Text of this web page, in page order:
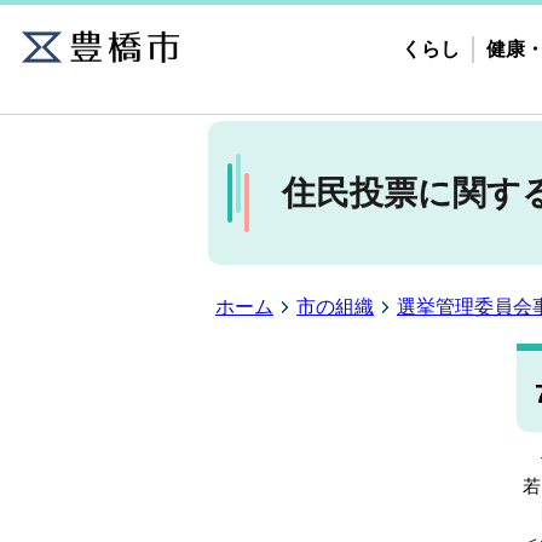
くらし 健康
住民投票に関す
ホーム 市の組織 選挙管理委員会